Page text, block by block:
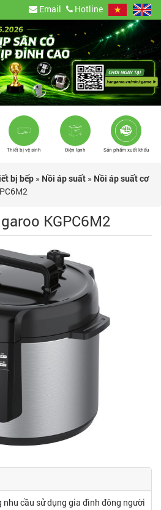
Email Hotline
Thiết bị vệ sinh Điện lạnh Sản phẩm xuất khẩu
bị bếp » Nồi áp suất » Nồi áp suất cơ
KGPC6M2
cầu sử dụng gia đình đông người